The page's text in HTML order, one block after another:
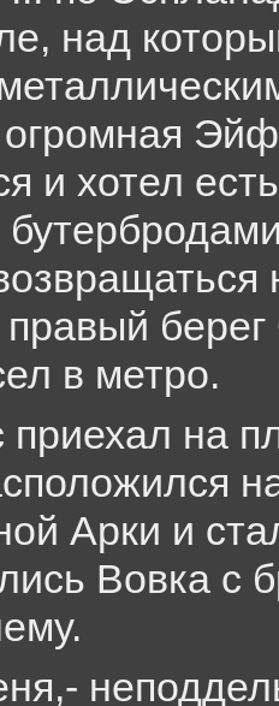
над
огромная
и хотел
в метро.
приехал на
Арки и
Вовка с